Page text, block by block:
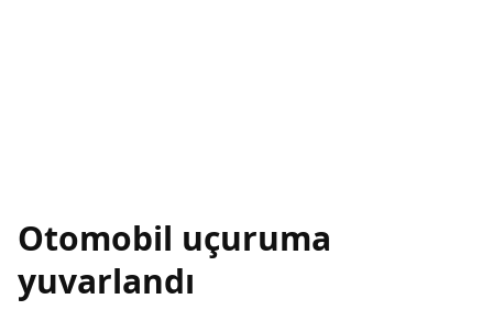
Otomobil uçuruma
yuvarlandı